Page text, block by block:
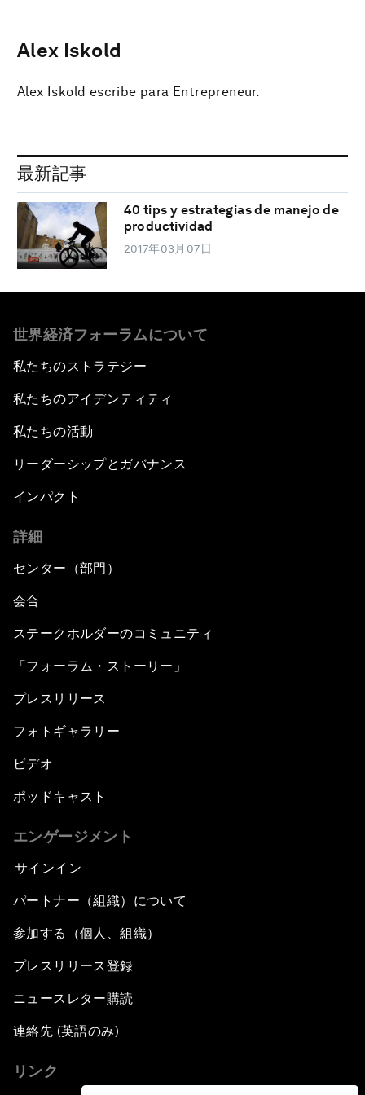
Alex Iskold
Alex Iskold escribe para Entrepreneur.
最新記事
40 tips y estrategias de manejo de
productividad
2017年03月07日
世界経済フォーラムについて
私たちのストラテジー
私たちのアイデンティティ
私たちの活動
リーダーシップとガバナンス
インパクト
詳細
センター（部門）
会合
ステークホルダーのコミュニティ
「フォーラム・ストーリー」
プレスリリース
フォトギャラリー
ビデオ
ポッドキャスト
エンゲージメント
サインイン
パートナー（組織）について
参加する（個人、組織）
プレスリリース登録
ニュースレター購読
連絡先 (英語のみ)
リンク